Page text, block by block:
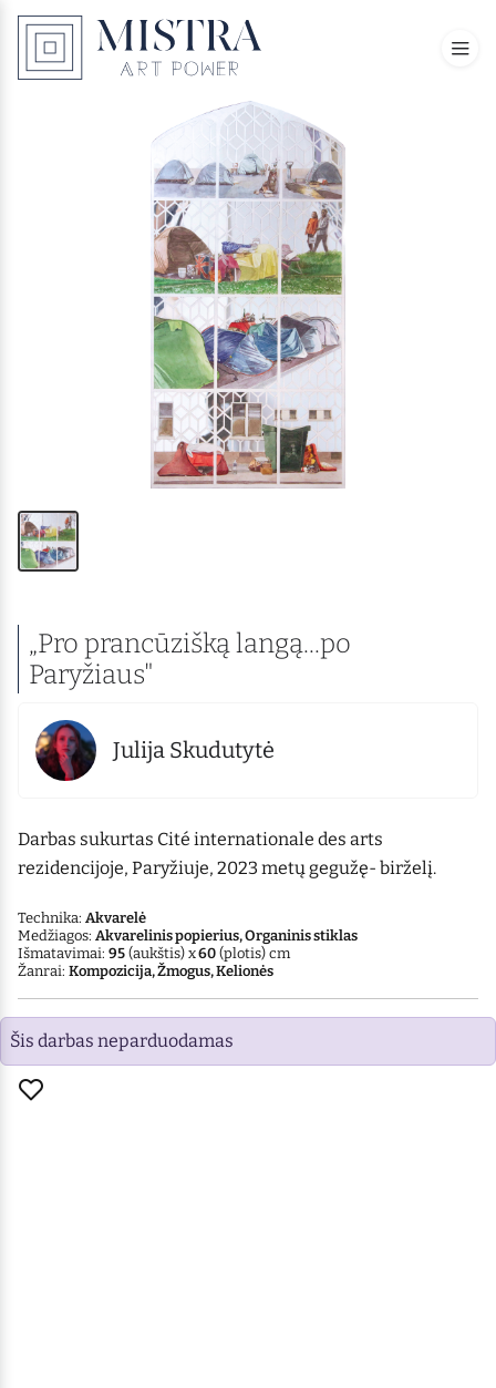
„Pro prancūzišką langą...po
Paryžiaus"
Julija Skudutytė
Darbas sukurtas Cité internationale des arts
rezidencijoje, Paryžiuje, 2023 metų gegužę- birželį.
Technika: Akvarelė
Medžiagos: Akvarelinis popierius, Organinis stiklas
Išmatavimai: 95 (aukštis) x60 (plotis) cm
Žanrai: Kompozicija, Žmogus, Kelionės
Šis darbas neparduodamas